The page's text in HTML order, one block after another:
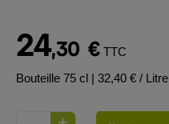
24,30 € TTC
Bouteille 75 cl | 32,40 € / Litre